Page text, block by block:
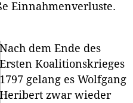
Einnahmenverluste.
Nach dem Ende des
Ersten Koalitionskrieges
1797 gelang es Wolfgang
Heribert zwar wieder